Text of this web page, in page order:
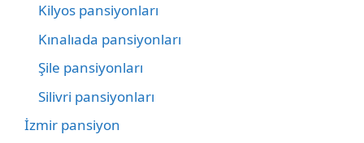
Kilyos pansiyonları
Kınalıada pansiyonları
Şile pansiyonları
Silivri pansiyonları
İzmir pansiyon